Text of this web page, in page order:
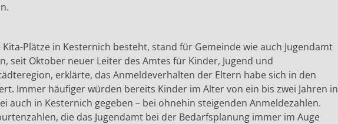
Plätze in Kesternich besteht, stand für Gemeinde wie auch Jugendamt
seit Oktober neuer Leiter des Amtes für Kinder, Jugend und
erklärte, das Anmeldeverhalten der Eltern habe sich in den
Immer häufiger würden bereits Kinder im Alter von ein bis zwei Jahren in
auch in Kesternich gegeben – bei ohnehin steigenden Anmeldezahlen.
die das Jugendamt bei der Bedarfsplanung immer im Auge